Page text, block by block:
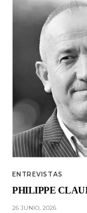
ENTREVISTAS
PHILIPPE
26 JUNIO, 2026